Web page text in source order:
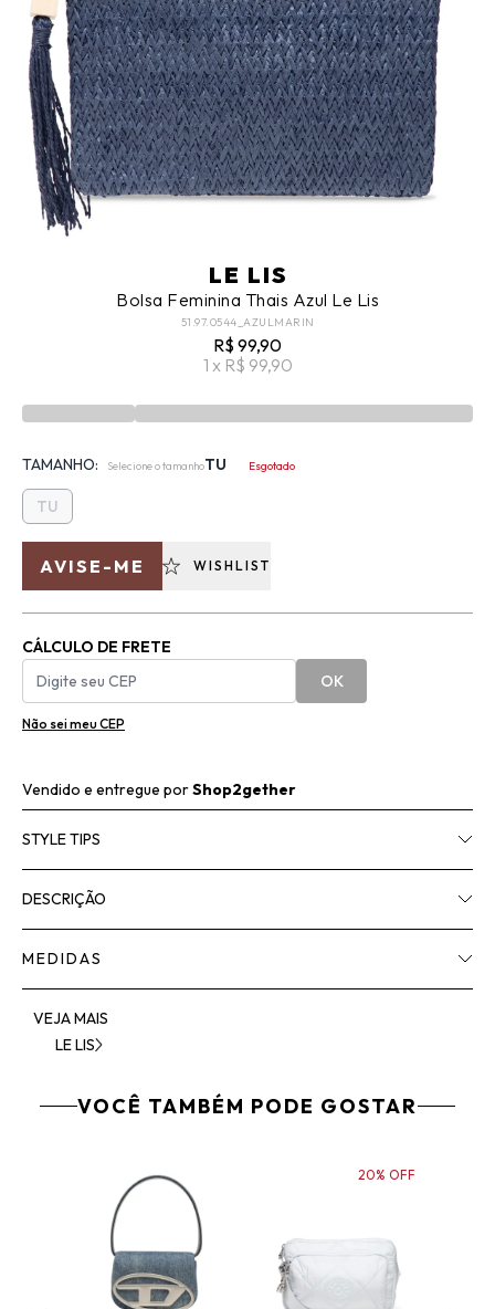
LE LIS
Bolsa Feminina Thais Azul Le Lis
51.97.0544_AZULMARIN
R$ 99,90
1 x R$ 99,90
TAMANHO: Selecione o tamanhoTU Esgotado
TU
AVISE-ME WISHLIST
CÁLCULO DE FRETE
OK
Não sei meu CEP
Vendido e entregue porShop2gether
STYLE TIPS
DESCRIÇÃO
MEDIDAS
VEJA MAIS
LE LIS
VOCÊ TAMBÉM PODE GOSTAR
20% OFF